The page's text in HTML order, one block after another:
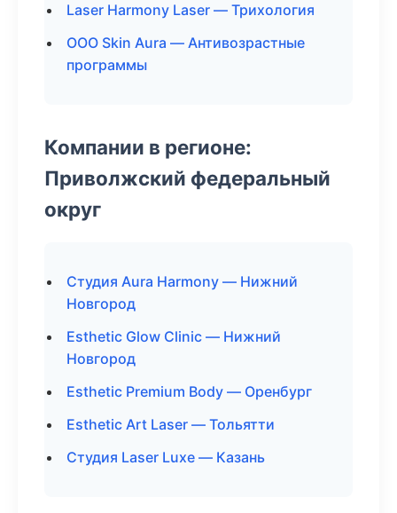
Laser Harmony Laser — Трихология
ООО Skin Aura — Антивозрастные
программы
Компании в регионе:
Приволжский федеральный
округ
Студия Aura Harmony — Нижний
Новгород
Esthetic Glow Clinic — Нижний
Новгород
Esthetic Premium Body — Оренбург
Esthetic Art Laser — Тольятти
Студия Laser Luxe — Казань